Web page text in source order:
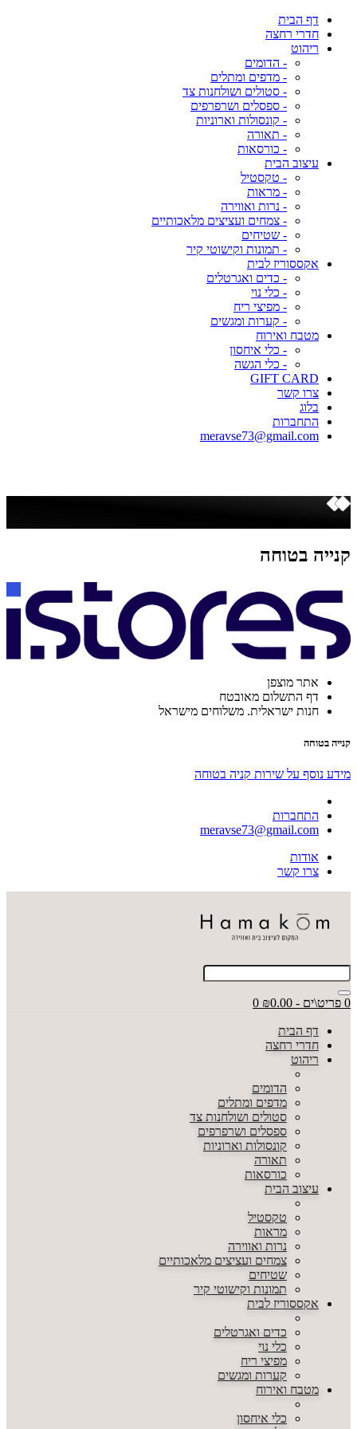
דף הבית
חדרי רחצה
ריהוט
- הדומים
- מדפים ומתלים
- סטולים ושולחנות צד
- ספסלים ושרפרפים
- קונסולות וארוניות
- תאורה
- כורסאות
עיצוב הבית
- טקסטיל
- מראות
- נרות ואווירה
- צמחים ועציצים מלאכותיים
- שטיחים
- תמונות וקישוטי קיר
אקססוריז לבית
- כדים ואגרטלים
- כלי נוי
- מפיצי ריח
- קערות ומגשים
מטבח ואירוח
- כלי איחסון
- כלי הגשה
GIFT CARD
צרו קשר
בלוג
התחברות
meravse73@gmail.com
קנייה בטוחה
אתר מוצפן
דף התשלום מאובטח
חנות ישראלית. משלוחים מישראל
קנייה בטוחה
מידע נוסף על שירות קניה בטוחה
התחברות
meravse73@gmail.com
אודות
צרו קשר
0 פריט\ים - ₪0.00 0
דף הבית
חדרי רחצה
ריהוט
הדומים
מדפים ומתלים
סטולים ושולחנות צד
ספסלים ושרפרפים
קונסולות וארוניות
תאורה
כורסאות
עיצוב הבית
טקסטיל
מראות
נרות ואווירה
צמחים ועציצים מלאכותיים
שטיחים
תמונות וקישוטי קיר
אקססוריז לבית
כדים ואגרטלים
כלי נוי
מפיצי ריח
קערות ומגשים
מטבח ואירוח
כלי איחסון